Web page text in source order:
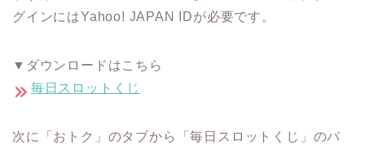
グインにはYahoo! JAPAN IDが必要です。
▼ダウンロードはこちら
毎日スロットくじ
次に「おトク」のタブから「毎日スロットくじ」のバ